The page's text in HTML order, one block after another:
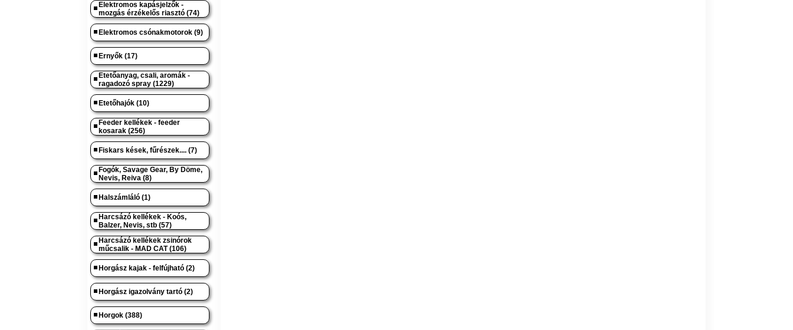
Elektromos kapásjelzők -
mozgás érzékelős riasztó (74)
Elektromos csónakmotorok (9)
Ernyők (17)
Etetőanyag, csali, aromák -
ragadozó spray (1229)
Etetőhajók (10)
Feeder kellékek - feeder
kosarak (256)
Fiskars kések, fűrészek.... (7)
Fogók, Savage Gear, By Döme,
Nevis, Reiva (8)
Halszámláló (1)
Harcsázó kellékek - Koós,
Balzer, Nevis, stb (57)
Harcsázó kellékek zsinórok
műcsalik - MAD CAT (106)
Horgász kajak - felfújható (2)
Horgász igazolvány tartó (2)
Horgok (388)